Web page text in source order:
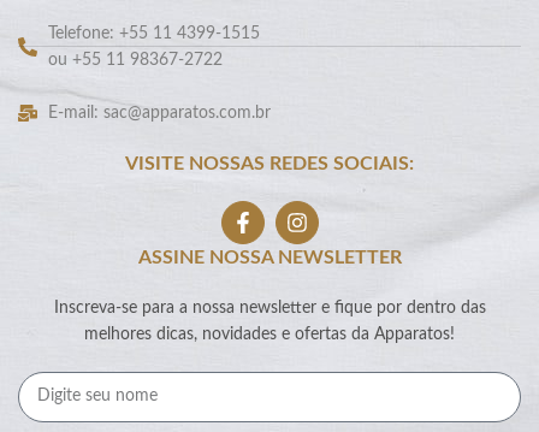
Telefone: +55 11 4399-1515
ou +55 11 98367-2722
E-mail: sac@apparatos.com.br
VISITE NOSSAS REDES SOCIAIS:
ASSINE NOSSA NEWSLETTER
Inscreva-se para a nossa newsletter e fique por dentro das
melhores dicas, novidades e ofertas da Apparatos!